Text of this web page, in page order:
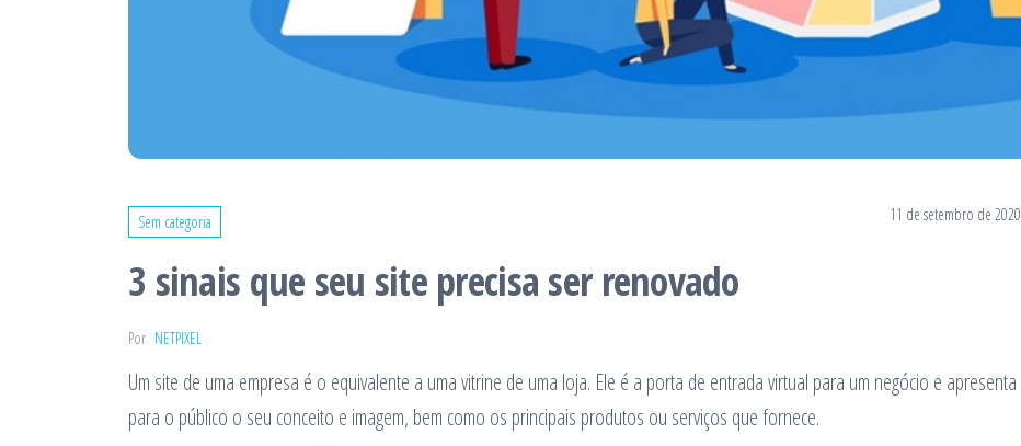
Sem categoria 11 de setembro de 2020
3 sinais que seu site precisa ser renovado
Por NETPIXEL
Um site de uma empresa é o equivalente a uma vitrine de uma loja. Ele é a porta de entrada virtual para um negócio e apresenta
para o público o seu conceito e imagem, bem como os principais produtos ou serviços que fornece.